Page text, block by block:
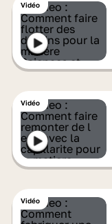
Vidéo
Vidéo
Vidéo